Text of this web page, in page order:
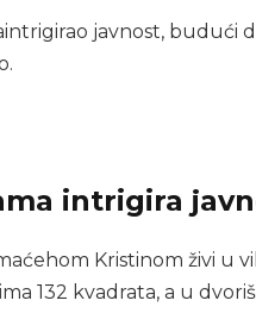
javnost, budući
intrigira
Kristinom živi u
132 kvadrata, a u